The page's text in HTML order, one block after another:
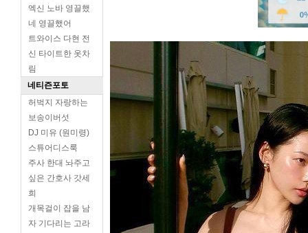
엑신 노바 영끌했
네 영끌했어
트와이스 다현 전
신 타이트한 옷차
림
네티즌포토
허벅지 자랑하는
보송이버섯
DJ 미유 (원미령)
스튜어디스룩
주사 한대 놔주고
싶은 간호사 갓세
희
개목걸이 잡을 남
자 기다리는 고라